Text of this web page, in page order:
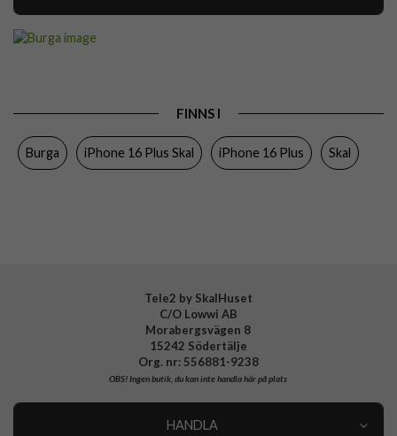
Material Hårdplast (PC), Mjukplast (TPU)
FINNS I
Burga iPhone 16 Plus Skal iPhone 16 Plus Skal
Tele2 by SkalHuset
C/O Lowwi AB
Morabergsvägen 8
15242 Södertälje
Org. nr: 556881-9238
OBS!Ingen butik, du kan inte handla här på plats
HANDLA